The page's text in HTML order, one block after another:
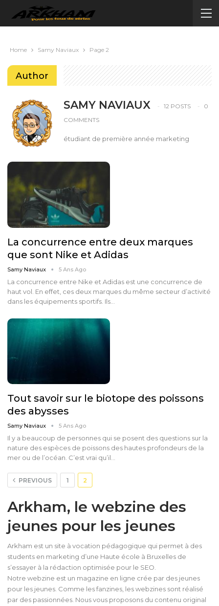
Home Samy Naviaux Page 2
Author
SAMY NAVIAUX 12 POSTS
0
COMMENTS
étudiant de première année marketing
La concurrence entre deux marques
que sont Nike et Adidas
Samy Naviaux 5 Ans Ago
La concurrence entre Nike et Adidas est une concurrence de
haut vol. En effet, ces deux marques du même secteur d’activité
dans les équipements sportifs. Ils…
Tout savoir sur le biotope des poissons
des abysses
Samy Naviaux 5 Ans Ago
Il y a beaucoup de personnes qui se posent des questions sur la
nature des espèces de poissons des hautes profondeurs de la
mer ou de l’océan. C’est vrai qu’il…
PREVIOUS 1 2
Arkham, le webzine des
jeunes pour les jeunes
Arkham est un site à vocation pédagogique qui permet à des
students en marketing d’une Haute école à Bruxelles de
s’essayer à la rédaction optimisée pour le SEO.
Notre webzine est un magazine en ligne crée par des jeunes
pour les jeunes. Comme les fanzines, les webzines sont réalisé
par des passionnées. Nous vous proposons du contenu original